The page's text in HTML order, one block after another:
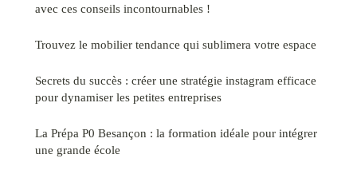
avec ces conseils incontournables !
Trouvez le mobilier tendance qui sublimera votre espace
Secrets du succès : créer une stratégie instagram efficace
pour dynamiser les petites entreprises
La Prépa P0 Besançon : la formation idéale pour intégrer
une grande école